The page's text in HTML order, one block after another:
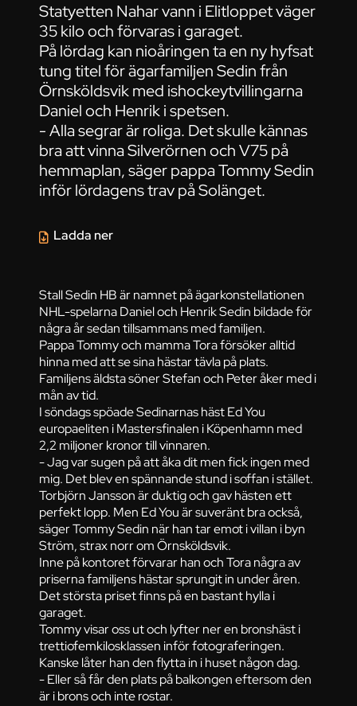
Statyetten Nahar vann i Elitloppet väger
35 kilo och förvaras i garaget.
På lördag kan nioåringen ta en ny hyfsat
tung titel för ägarfamiljen Sedin från
Örnsköldsvik med ishockeytvillingarna
Daniel och Henrik i spetsen.
- Alla segrar är roliga. Det skulle kännas
bra att vinna Silverörnen och V75 på
hemmaplan, säger pappa Tommy Sedin
inför lördagens trav på Solänget.
Stall Sedin HB är namnet på ägarkonstellationen
NHL-spelarna Daniel och Henrik Sedin bildade för
några år sedan tillsammans med familjen.
Pappa Tommy och mamma Tora försöker alltid
hinna med att se sina hästar tävla på plats.
Familjens äldsta söner Stefan och Peter åker med i
mån av tid.
I söndags spöade Sedinarnas häst Ed You
europaeliten i Mastersfinalen i Köpenhamn med
2,2 miljoner kronor till vinnaren.
- Jag var sugen på att åka dit men fick ingen med
mig. Det blev en spännande stund i soffan i stället.
Torbjörn Jansson är duktig och gav hästen ett
perfekt lopp. Men Ed You är suveränt bra också,
säger Tommy Sedin när han tar emot i villan i byn
Ström, strax norr om Örnsköldsvik.
Inne på kontoret förvarar han och Tora några av
priserna familjens hästar sprungit in under åren.
Det största priset finns på en bastant hylla i
garaget.
Tommy visar oss ut och lyfter ner en bronshäst i
trettiofemkilosklassen inför fotograferingen.
Kanske låter han den flytta in i huset någon dag.
- Eller så får den plats på balkongen eftersom den
är i brons och inte rostar.
Ladda ner